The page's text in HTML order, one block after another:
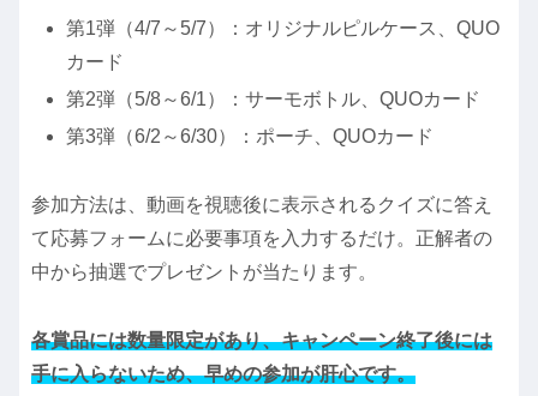
第1弾（4/7～5/7）：オリジナルピルケース、QUO
カード
第2弾（5/8～6/1）：サーモボトル、QUOカード
第3弾（6/2～6/30）：ポーチ、QUOカード
参加方法は、動画を視聴後に表示されるクイズに答え
て応募フォームに必要事項を入力するだけ。正解者の
中から抽選でプレゼントが当たります。
各賞品には数量限定があり、キャンペーン終了後には
手に入らないため、早めの参加が肝心です。